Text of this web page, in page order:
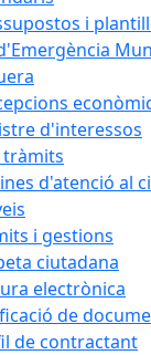
i
d'interessos
tràmits
d'atenció al
i gestions
ciutadana
electrònica
de
de contractant